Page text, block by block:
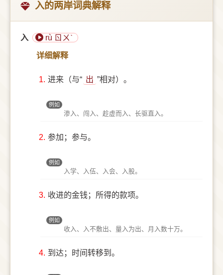
入的两岸词典解释
入 rù ㄖㄨˋ
详细解释
1. 进来（与“ 出 ”相对）。
例如
渗入、闯入、趁虚而入、长驱直入。
2. 参加；参与。
例如
入学、入伍、入会、入股。
3. 收进的金钱；所得的款项。
例如
收入、入不敷出、量入为出、月入数十万。
4. 到达；时间转移到。